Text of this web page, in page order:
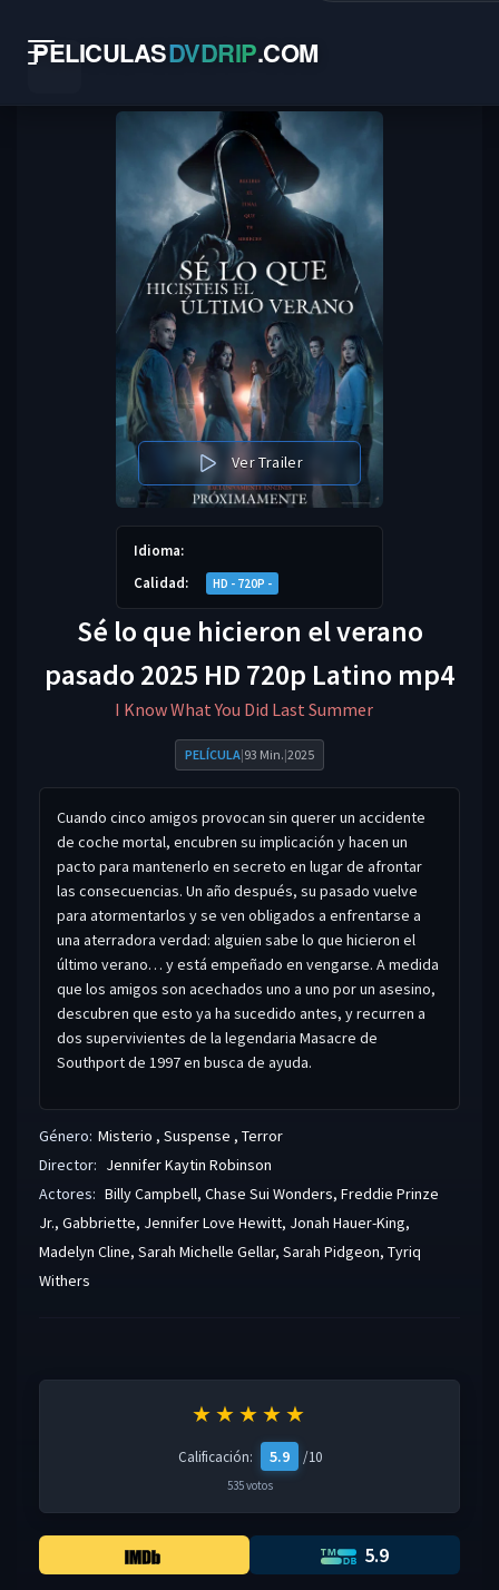
PELICULASDVDRIP.COM
Ver Trailer
Idioma:
Calidad:
HD - 720P -
Sé lo que hicieron el verano
pasado 2025 HD 720p Latino mp4
I Know What You Did Last Summer
PELÍCULA|93 Min.|2025
Cuando cinco amigos provocan sin querer un accidente
de coche mortal, encubren su implicación y hacen un
pacto para mantenerlo en secreto en lugar de afrontar
las consecuencias. Un año después, su pasado vuelve
para atormentarlos y se ven obligados a enfrentarse a
una aterradora verdad: alguien sabe lo que hicieron el
último verano… y está empeñado en vengarse. A medida
que los amigos son acechados uno a uno por un asesino,
descubren que esto ya ha sucedido antes, y recurren a
dos supervivientes de la legendaria Masacre de
Southport de 1997 en busca de ayuda.
Género: Misterio , Suspense , Terror
Director: Jennifer Kaytin Robinson
Actores: Billy Campbell, Chase Sui Wonders, Freddie Prinze
Jr., Gabbriette, Jennifer Love Hewitt, Jonah Hauer-King,
Madelyn Cline, Sarah Michelle Gellar, Sarah Pidgeon, Tyriq
Withers
★★★★★
Calificación: 5.9 /10
535 votos
5.9